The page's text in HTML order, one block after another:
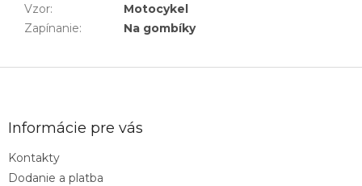
Vzor:
Motocykel
Zapínanie: Na gombíky
Informácie pre vás
Kontakty
Dodanie a platba